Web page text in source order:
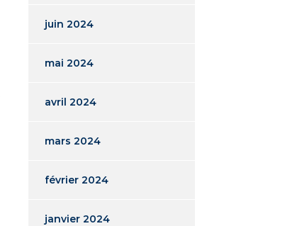
juin 2024
mai 2024
avril 2024
mars 2024
février 2024
janvier 2024